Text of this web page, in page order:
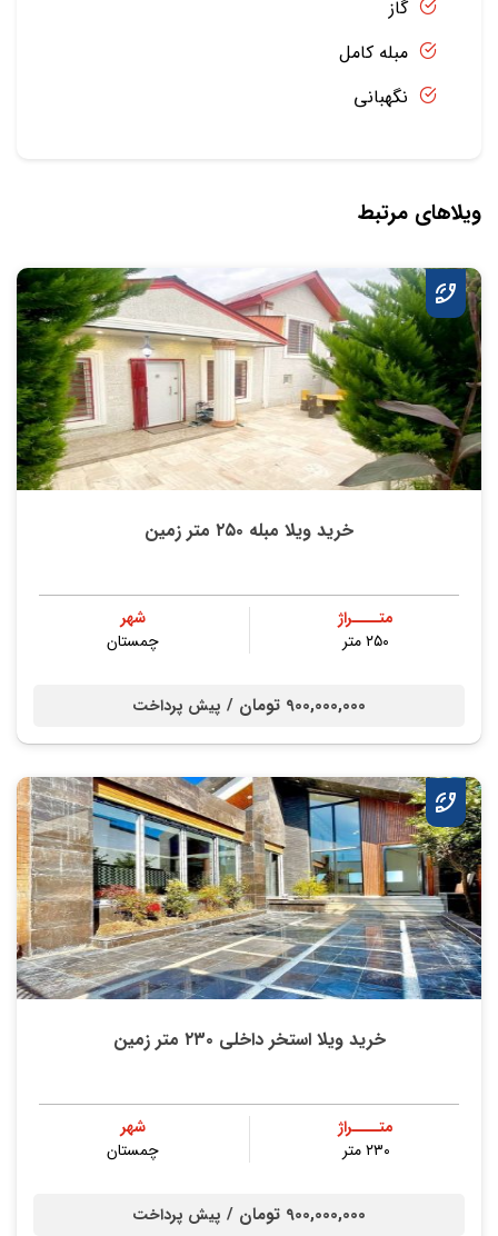
گاز
مبله کامل
نگهبانی
ویلاهای مرتبط
خرید ویلا مبله ۲۵۰ متر زمین
متــــراژ
۲۵۰ متر
شهر
چمستان
900,000,000 تومان / پیش پرداخت
خرید ویلا استخر داخلی ۲۳۰ متر زمین
متــــراژ
۲۳۰ متر
شهر
چمستان
900,000,000 تومان / پیش پرداخت